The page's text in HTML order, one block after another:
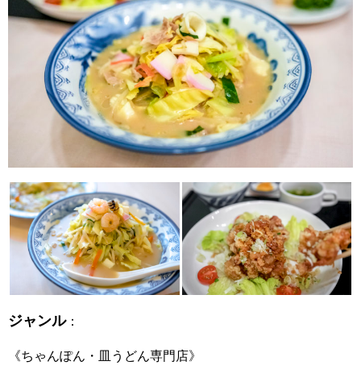
ジャンル：
《ちゃんぽん・皿うどん専門店》